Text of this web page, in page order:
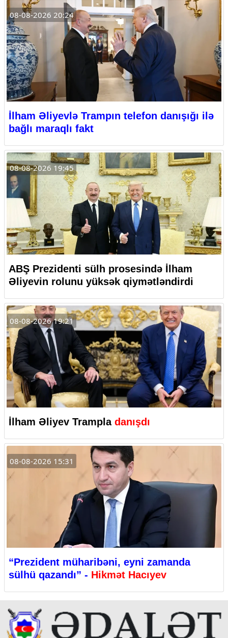
08-08-2026 20:24
İlham Əliyevlə Trampın telefon danışığı ilə
bağlı maraqlı fakt
08-08-2026 19:45
ABŞ Prezidenti sülh prosesində İlham
Əliyevin rolunu yüksək qiymətləndirdi
08-08-2026 19:21
İlham Əliyev Trampla danışdı
08-08-2026 15:31
“Prezident müharibəni, eyni zamanda
sülhü qazandı” - Hikmət Hacıyev